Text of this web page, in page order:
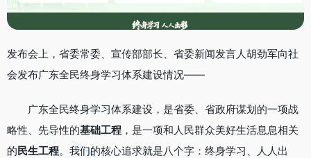
发布会上，省委常委、宣传部部长、省委新闻发言人胡劲军向社
会发布广东全民终身学习体系建设情况——
广东全民终身学习体系建设，是省委、省政府谋划的一项战
略性、先导性的基础工程 ，是一项和人民群众美好生活息息相关
的民生工程。我们的核心追求就是八个字：终身学习、人人出